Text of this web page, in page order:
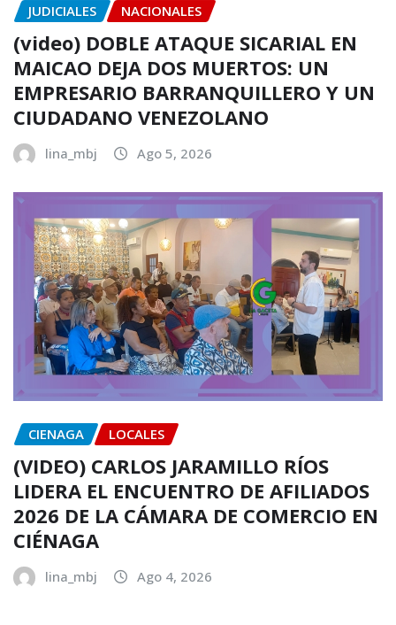
JUDICIALES NACIONALES
(video) DOBLE ATAQUE SICARIAL EN
MAICAO DEJA DOS MUERTOS: UN
EMPRESARIO BARRANQUILLERO Y UN
CIUDADANO VENEZOLANO
lina_mbj Ago 5, 2026
CIENAGA LOCALES
(VIDEO) CARLOS JARAMILLO RÍOS
LIDERA EL ENCUENTRO DE AFILIADOS
2026 DE LA CÁMARA DE COMERCIO EN
CIÉNAGA
lina_mbj Ago 4, 2026